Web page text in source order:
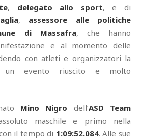
, delegato allo sport, e di
, assessore alle politiche
di Massafra, che hanno
e al momento delle
con atleti e organizzatori la
un evento riuscito e molto
Mino Nigro dell’ASD Team
maschile e primo nella
il tempo di 1:09:52.084. Alle sue